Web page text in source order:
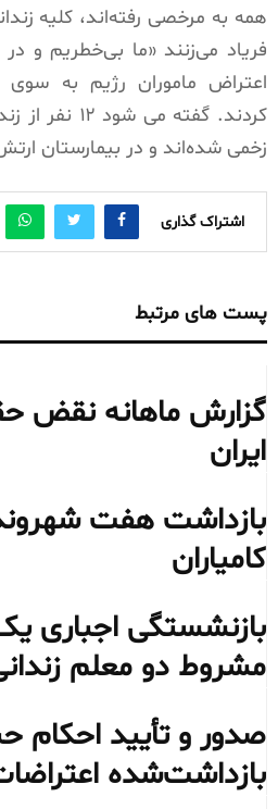
همه به مرخصی رفته‌اند، کلیه
فریاد می‌زنند «ما بی‌خطریم و در
اعتراض ماموران رژیم به
کردند. گفته
زخمی شده‌اند و در بیمارستان
اشتراک گذاری
پست های مرتبط
گزارش ماهانه نقض
ایران
بازداشت هفت
کامیاران
بازنشستگی اجباری
مشروط دو معلم
صدور و تأیید
بازداشت‌شده